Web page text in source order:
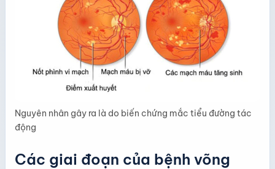
Nguyên nhân gây ra là do biến chứng mắc tiểu đường tác
động
Các giai đoạn của bệnh võng